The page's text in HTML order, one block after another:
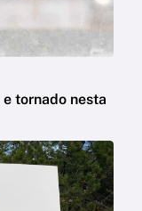
tornado nesta